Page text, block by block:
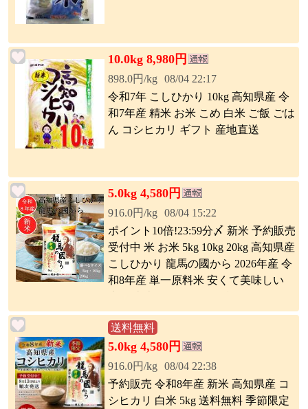
10.0kg 8,980円
898.0円/kg 08/04 22:17
令和7年 こしひかり 10kg 高知県産 令
和7年産 精米 お米 こめ 白米 ご飯 ごは
ん コシヒカリ ギフト 産地直送
5.0kg 4,580円
916.0円/kg 08/04 15:22
ポイント10倍!23:59分〆 新米 予約販売
受付中 米 お米 5kg 10kg 20kg 高知県産
こしひかり 龍馬の國から 2026年産 令
和8年産 単一原料米 安くて美味しい
送料無料
5.0kg 4,580円
916.0円/kg 08/04 22:38
予約販売 令和8年産 新米 高知県産 コ
シヒカリ 白米 5kg 送料無料 季節限定